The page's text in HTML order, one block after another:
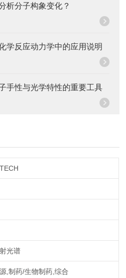
析分子构象变化？
学反应动力学中的应用说明
手性与光学特性的重要工具
光谱
,制药/生物制药,综合